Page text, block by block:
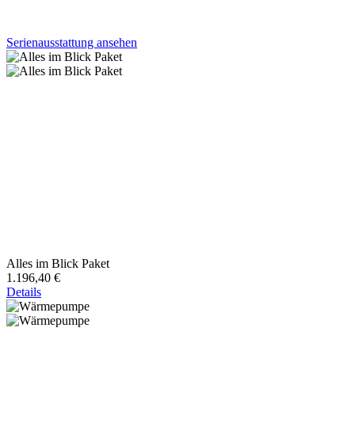
Serienausstattung ansehen
Alles im Blick Paket
1.196,40 €
Details